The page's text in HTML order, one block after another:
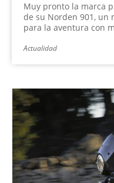
Muy pronto la marca
de su Norden 901, un
para la aventura con
Actualidad